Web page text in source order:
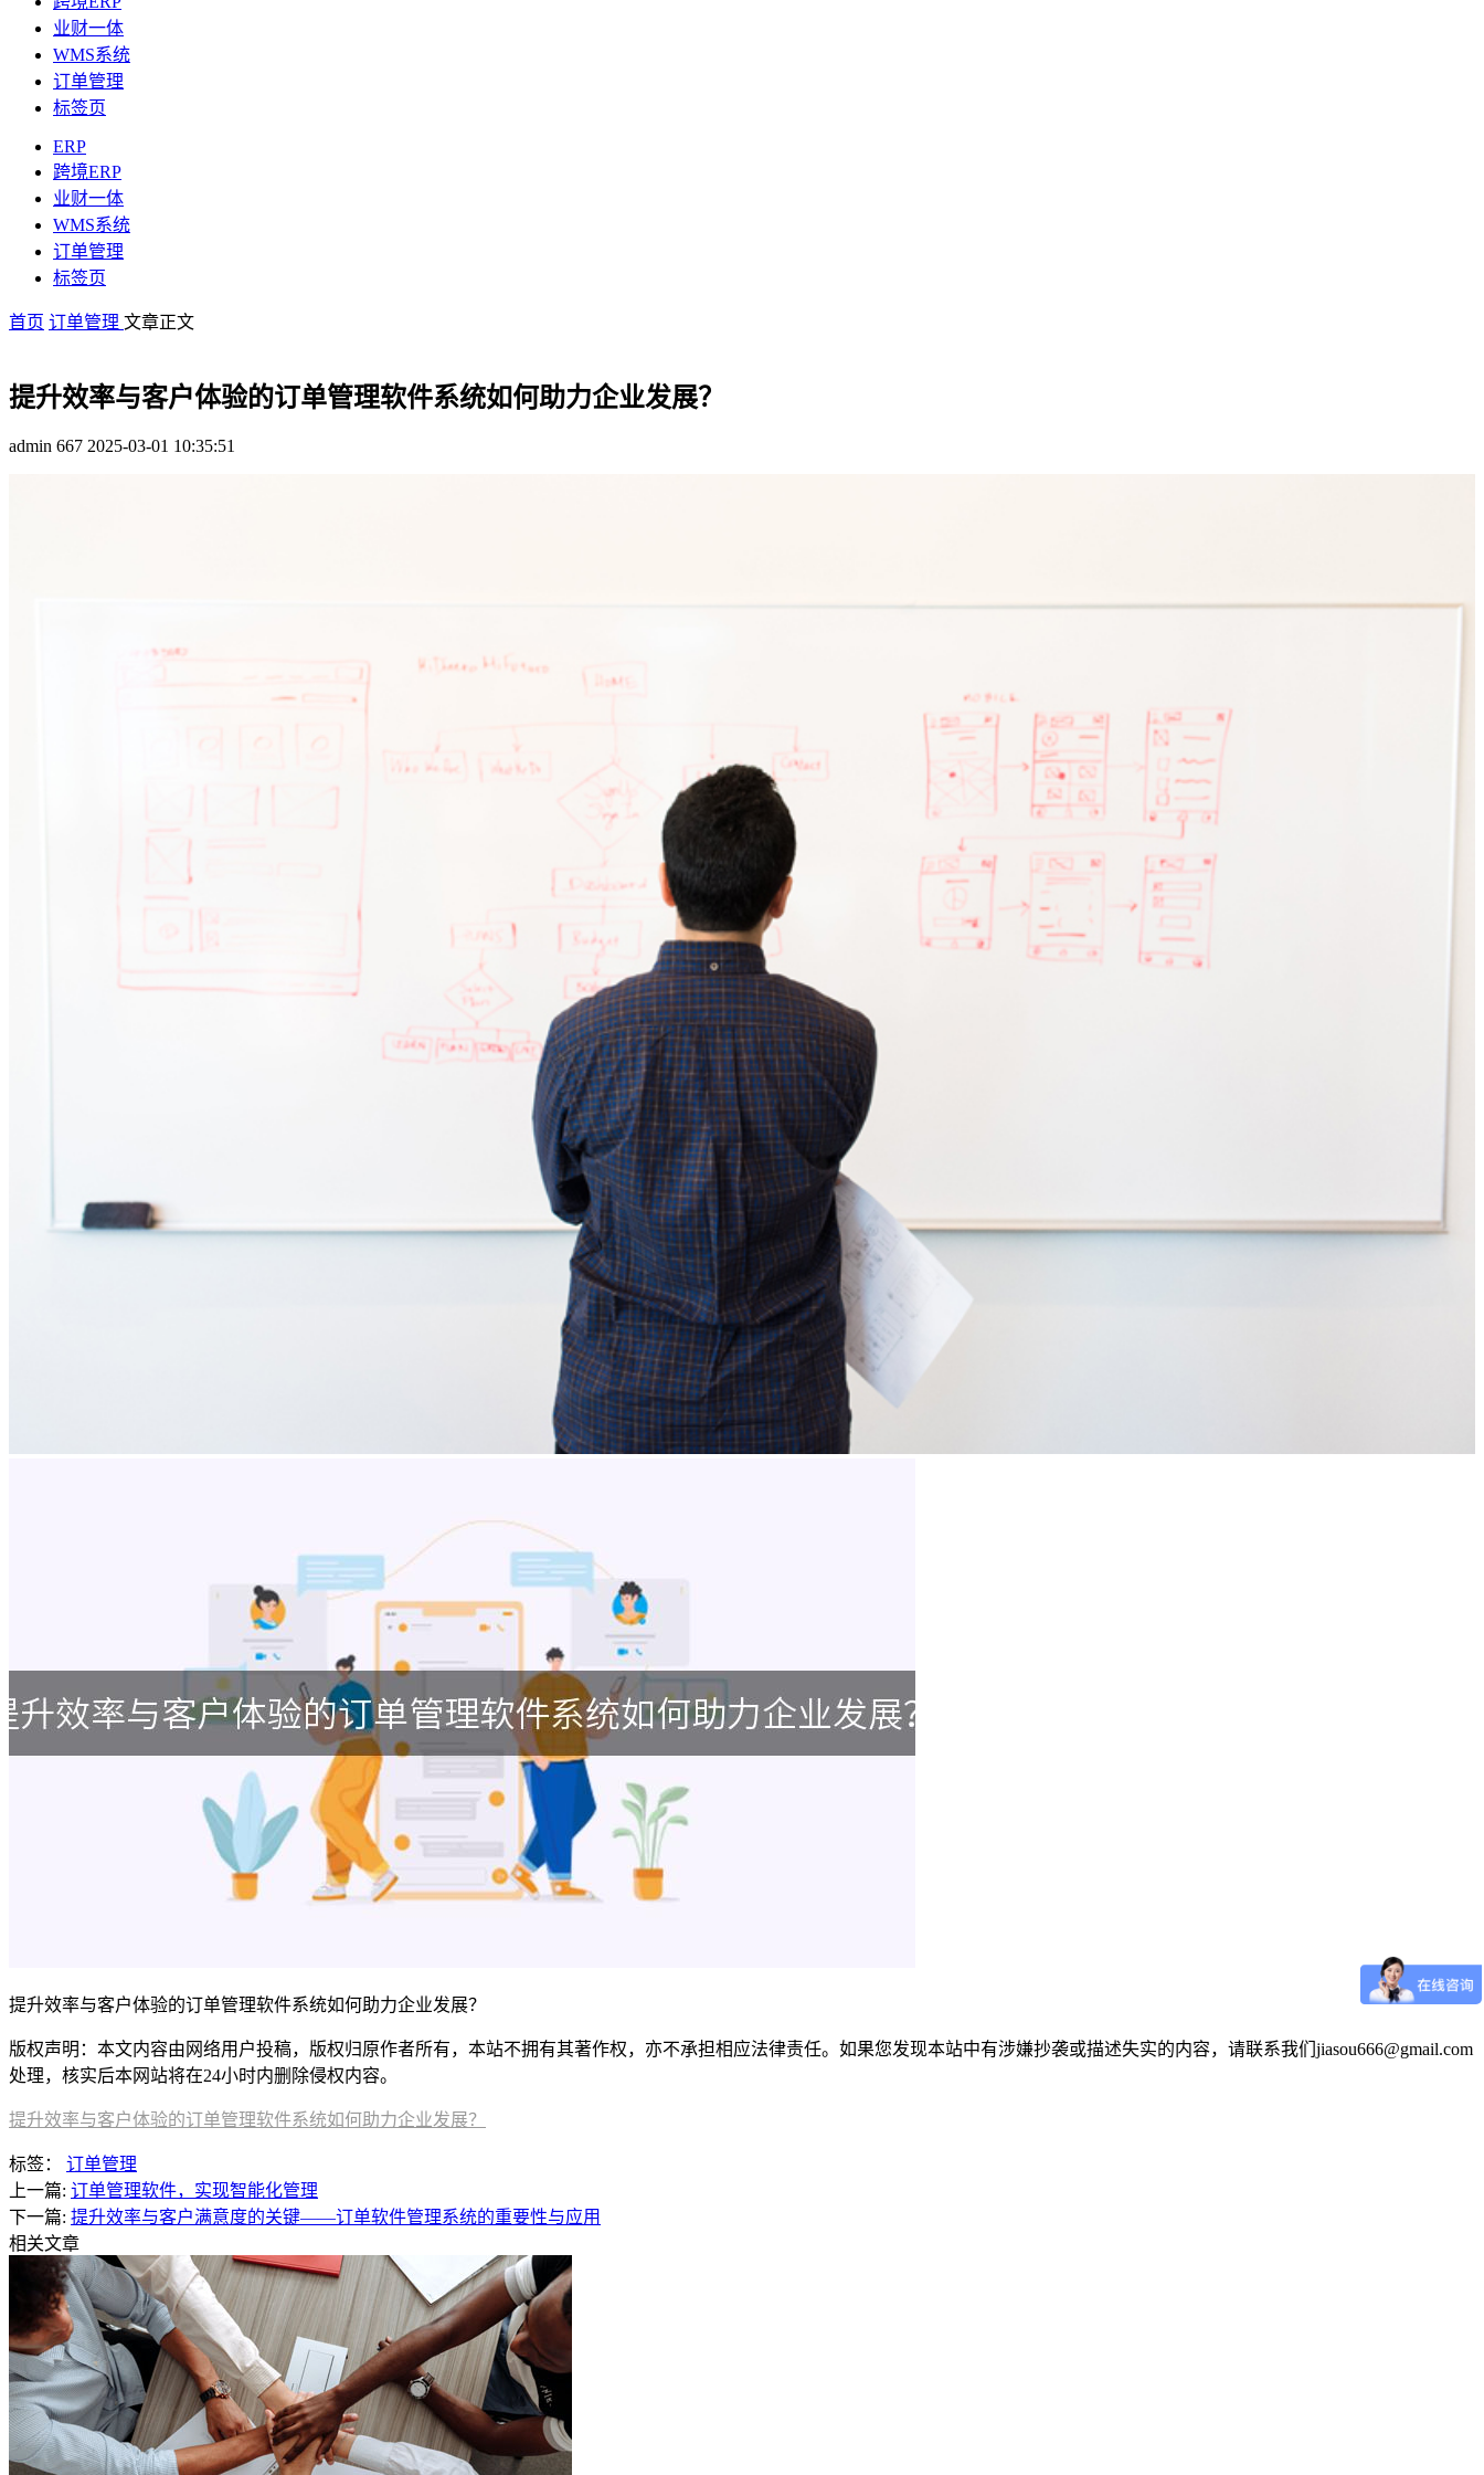
业财一体
WMS系统
订单管理
标签页
ERP
跨境ERP
业财一体
WMS系统
订单管理
标签页
首页 订单管理 文章正文
提升效率与客户体验的订单管理软件系统如何助力企业发展？
admin 667 2025-03-01 10:35:51
提升效率与客户体验的订单管理软件系统如何助力企业发展？
版权声明：本文内容由网络用户投稿，版权归原作者所有，本站不拥有其著作权，亦不承担相应法律责任。如果您发现本站中有涉嫌抄袭或描述失实的内容，请联系我们jiasou666@gmail.com
处理，核实后本网站将在24小时内删除侵权内容。
提升效率与客户体验的订单管理软件系统如何助力企业发展？
标签： 订单管理
上一篇: 订单管理软件，实现智能化管理
下一篇: 提升效率与客户满意度的关键——订单软件管理系统的重要性与应用
相关文章